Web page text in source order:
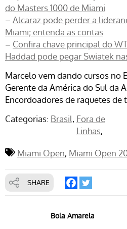
do Masters 1000 de Miami
– Alcaraz pode perder a
Miami; entenda as contas
– Confira chave principal do
Haddad pode pegar Swiatek
Marcelo vem dando cursos no
Gerente da América do Sul da
Encordoadores de raquetes de
Categorias: Brasil Fora de
Linhas
Miami Open Miami Open
SHARE
Bola Amarela